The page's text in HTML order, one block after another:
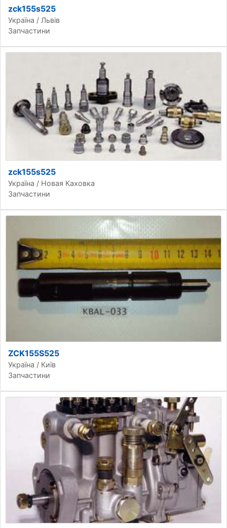
zck155s525
Україна / Львів
Запчастини
zck155s525
Україна / Новая Каховка
Запчастини
ZCK155S525
Україна / Київ
Запчастини